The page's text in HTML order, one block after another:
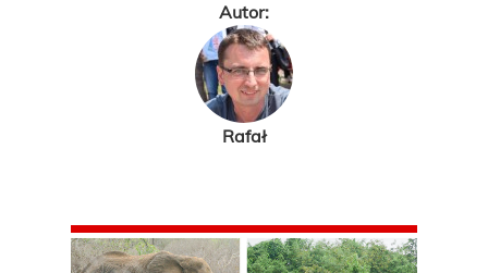
Autor:
Rafał